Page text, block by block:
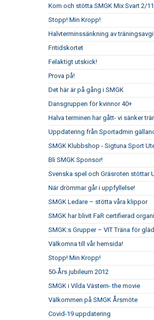
Kom och stötta SMGK Mix Svart 2/
Stopp! Min Kropp!
Halvterminssänkning av
Fritidskortet
Felaktigt utskick!
Prova på!
Det här är på gång i SMGK
Dansgruppen för kvinnor 40+
Halva terminen har gått- vi sänker
Uppdatering från Sportadmin
SMGK Klubbshop - Sigtuna Sport
Bli SMGK Sponsor!
Svenska spel och Gräsroten stöttar
När drömmar går i uppfyllelse!
SMGK Ledare – stötta våra klippor
SMGK har blivit FaR certifierad
SMGK:s Grupper – VIT Träna för
Välkomna till vår hemsida!
Stopp! Min Kropp!
50-Års jubileum 2012
SMGK i Vilda Västern- the movie
Välkommen på SMGK Årsmöte
Covid-19 uppdatering